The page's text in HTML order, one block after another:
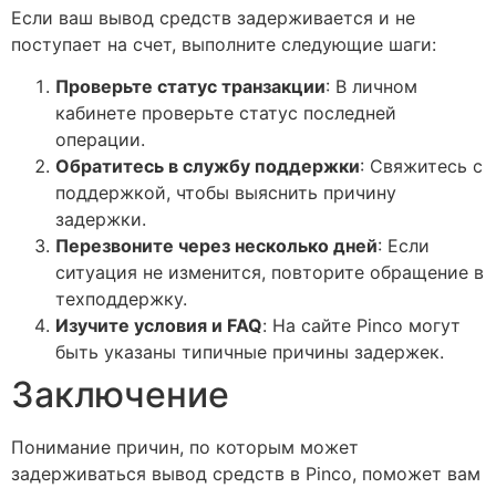
Если ваш вывод средств задерживается и не
поступает на счет, выполните следующие шаги:
Проверьте статус транзакции: В личном
кабинете проверьте статус последней
операции.
Обратитесь в службу поддержки: Свяжитесь с
поддержкой, чтобы выяснить причину
задержки.
Перезвоните через несколько дней: Если
ситуация не изменится, повторите обращение в
техподдержку.
Изучите условия и FAQ: На сайте Pinco могут
быть указаны типичные причины задержек.
Заключение
Понимание причин, по которым может
задерживаться вывод средств в Pinco, поможет вам